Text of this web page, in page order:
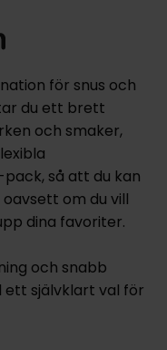
för snus och
du ett brett
och smaker,
så att du kan
om du vill
dina favoriter.
och snabb
ett självklart val för